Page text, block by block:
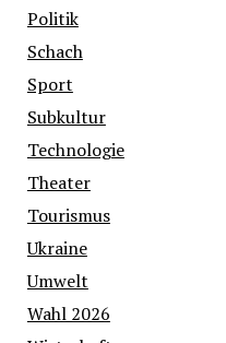
Politik
Schach
Sport
Subkultur
Technologie
Theater
Tourismus
Ukraine
Umwelt
Wahl 2026